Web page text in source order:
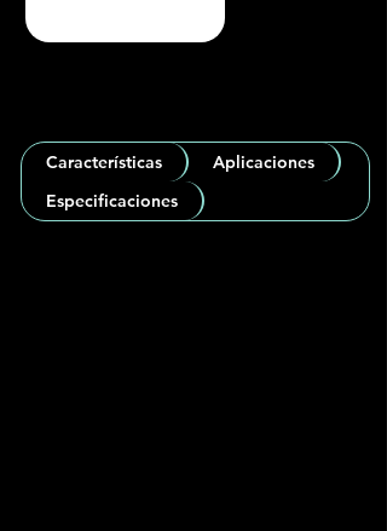
Características
Aplicaciones
Especificaciones